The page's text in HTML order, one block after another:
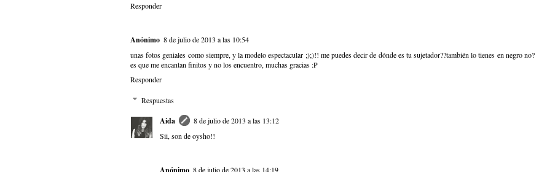
Responder
Anónimo 8 de julio de 2013 a las 10:54
unas fotos geniales como siempre, y la modelo espectacular ;);)!! me puedes decir de dónde es tu sujetador??también lo tienes en negro no?
es que me encantan finitos y no los encuentro, muchas gracias :P
Responder
Respuestas
Aida
8 de julio de 2013 a las 13:12
Sii, son de oysho!!
Anónimo 8 de julio de 2013 a las 14:19